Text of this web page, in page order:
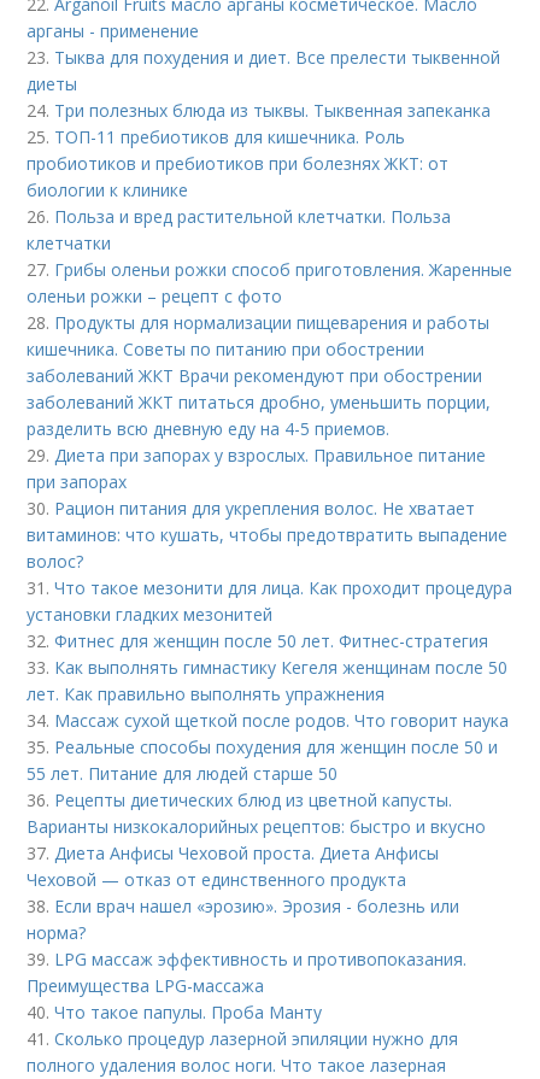
арганы - применение
23. Тыква для похудения и диет. Все прелести тыквенной
диеты
24. Три полезных блюда из тыквы. Тыквенная запеканка
25. ТОП-11 пребиотиков для кишечника. Роль
пробиотиков и пребиотиков при болезнях ЖКТ: от
биологии к клинике
26. Польза и вред растительной клетчатки. Польза
клетчатки
27. Грибы оленьи рожки способ приготовления. Жаренные
оленьи рожки – рецепт с фото
28. Продукты для нормализации пищеварения и работы
кишечника. Советы по питанию при обострении
заболеваний ЖКТ Врачи рекомендуют при обострении
заболеваний ЖКТ питаться дробно, уменьшить порции,
разделить всю дневную еду на 4-5 приемов.
29.Диета при запорах у взрослых. Правильное питание
при запорах
30. Рацион питания для укрепления волос. Не хватает
витаминов: что кушать, чтобы предотвратить выпадение
волос?
31.Что такое мезонити для лица. Как проходит процедура
установки гладких мезонитей
32.Фитнес для женщин после 50 лет. Фитнес-стратегия
33. Как выполнять гимнастику Кегеля женщинам после 50
лет. Как правильно выполнять упражнения
34. Массаж сухой щеткой после родов. Что говорит наука
35. Реальные способы похудения для женщин после 50 и
55 лет. Питание для людей старше 50
36. Рецепты диетических блюд из цветной капусты.
Варианты низкокалорийных рецептов: быстро и вкусно
37.Диета Анфисы Чеховой проста. Диета Анфисы
Чеховой — отказ от единственного продукта
38. Если врач нашел «эрозию». Эрозия - болезнь или
норма?
39. LPG массаж эффективность и противопоказания.
Преимущества LPG-массажа
40.Что такое папулы. Проба Манту
41.Сколько процедур лазерной эпиляции нужно для
полного удаления волос ноги. Что такое лазерная